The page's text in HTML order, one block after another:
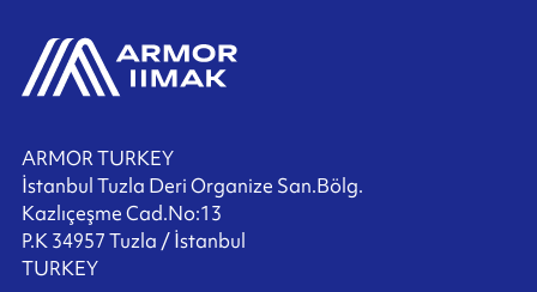
ARMOR TURKEY
İstanbul Tuzla Deri Organize San.Bölg.
Kazlıçeşme Cad.No:13
P.K 34957 Tuzla / İstanbul
TURKEY